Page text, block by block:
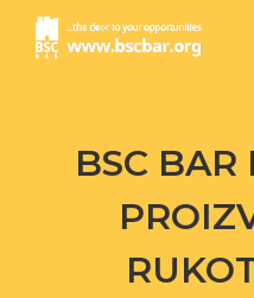
BSC BAR